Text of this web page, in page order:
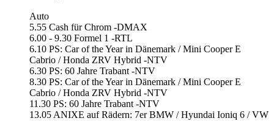
Auto
5.55 Cash für Chrom -DMAX
6.00 - 9.30 Formel 1 -RTL​
6.10 PS: Car of the Year in Dänemark / Mini Cooper E
Cabrio / Honda ZRV Hybrid -NTV
6.30 PS: 60 Jahre Trabant -NTV
8.30 PS: Car of the Year in Dänemark / Mini Cooper E
Cabrio / Honda ZRV Hybrid -NTV
11.30 PS: 60 Jahre Trabant -NTV
13.05 ANIXE auf Rädern: 7er BMW / Hyundai Ioniq 6 / VW